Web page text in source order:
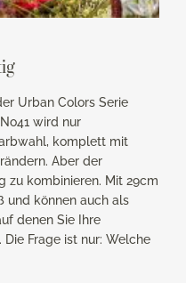
Urban Colors Serie
wird nur
komplett mit
Aber der
zu kombinieren. Mit 29cm
und können auch als
denen Sie Ihre
Frage ist nur: Welche